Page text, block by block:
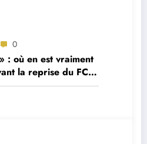
0
: où en est vraiment
la reprise du FC